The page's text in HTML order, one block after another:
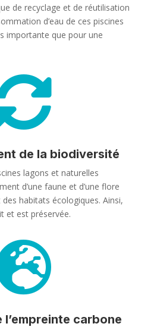
de recyclage et de réutilisation
d’eau de ces piscines
importante que pour une
de la biodiversité
lagons et naturelles
d’une faune et d’une flore
habitats écologiques. Ainsi,
et est préservée.
l’empreinte carbone